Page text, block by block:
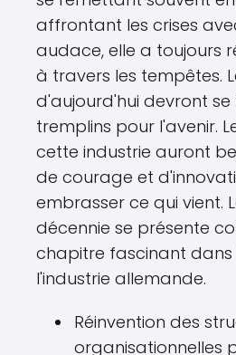
affrontant les crises
audace, elle a toujours
à travers les tempêtes.
d'aujourd'hui devront
tremplins pour l'avenir.
cette industrie auront
de courage et
embrasser ce qui vient.
décennie se présente
chapitre fascinant dans
l'industrie allemande.
Réinvention des
organisationnelles